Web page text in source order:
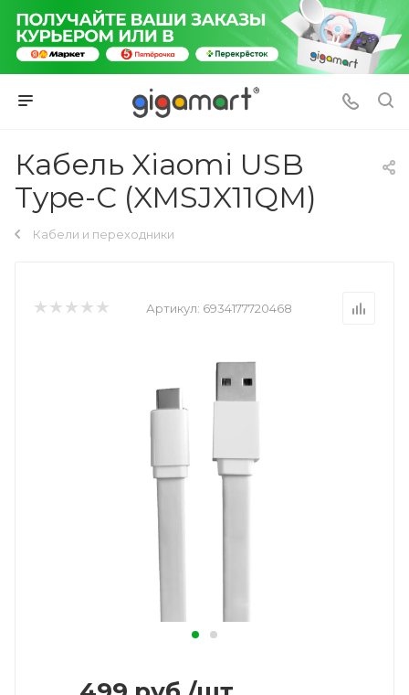
Кабель Xiaomi USB
Type-C (XMSJX11QM)
Кабели и переходники
Артикул: 6934177720468